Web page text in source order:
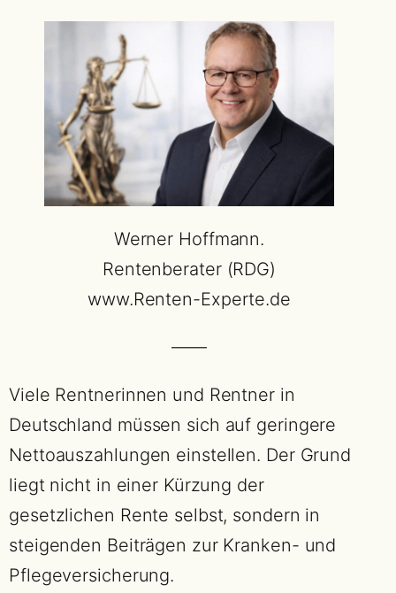
Werner Hoffmann.
Rentenberater (RDG)
www.Renten-Experte.de
——
Viele Rentnerinnen und Rentner in
Deutschland müssen sich auf geringere
Nettoauszahlungen einstellen. Der Grund
liegt nicht in einer Kürzung der
gesetzlichen Rente selbst, sondern in
steigenden Beiträgen zur Kranken- und
Pflegeversicherung.